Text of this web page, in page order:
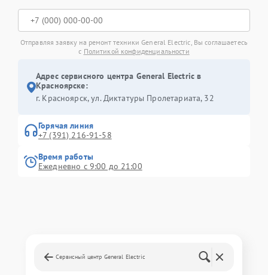
Отправляя заявку на ремонт техники General Electric, Вы соглашаетесь
с Политикой конфиденциальности
Адрес сервисного центра General Electric в
Красноярске:
г. Красноярск, ул. Диктатуры Пролетариата, 32
Горячая линия
+7 (391) 216-91-58
Время работы
Ежедневно с 9:00 до 21:00
Сервисный центр General Electric